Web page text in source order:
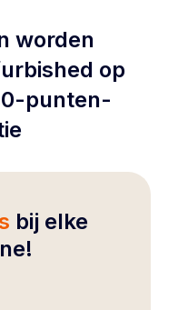
worden
op
punten-
bij elke